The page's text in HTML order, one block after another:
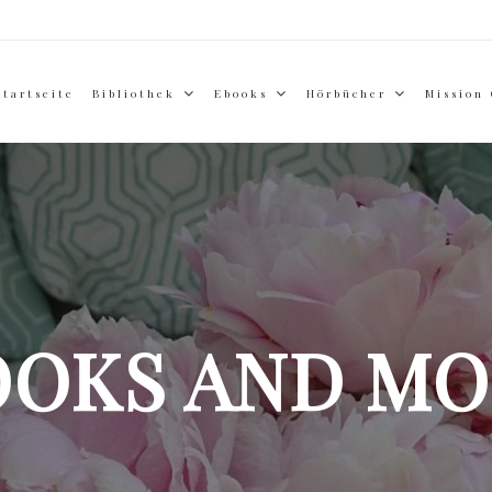
Bibliothek Ebooks Hörbücher Mission
AND